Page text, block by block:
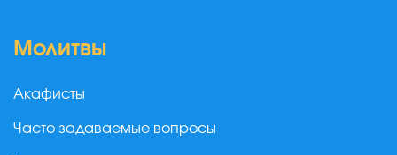
Молитвы
Акафисты
Часто задаваемые вопросы